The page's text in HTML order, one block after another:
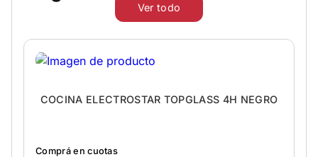
Ver todo
COCINA ELECTROSTAR TOPGLASS 4H NEGRO
Comprá en cuotas